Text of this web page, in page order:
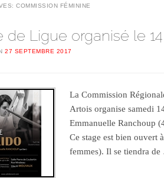
COMMISSION FÉMININE
de Ligue organisé le
27 SEPTEMBRE 2017
La Commission
Artois organise samedi
Emmanuelle Ranchoup
Ce stage est bien ouvert
femmes). Il se tiendra